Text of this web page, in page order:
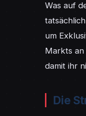
Was auf
um
Markts
damit ihr
Die